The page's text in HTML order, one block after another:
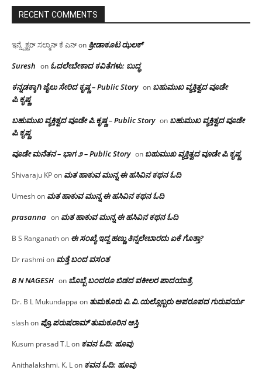
RECENT COMMENTS
ಇನ್ಸ್ಪೆಕ್ಟರ್ ಸಲ್ಮಾನ್ ಕೆ ಎನ್on ಕ್ರೀಡಾಕೂಟ ಝಲಕ್
Suresh on ಓದಲೇಬೇಕಾದ‌ ಕವಿತೆಗಳು: ಬುದ್ಧ
ಕನ್ನಡಕ್ಕಾಗಿ ಜೈಲು ಸೇರಿದ ಕೃಷ್ಣ – Public Story on ಬಹುಮುಖ ವ್ಯಕ್ತಿತ್ವದ ವೂಡೇ
ಪಿ.ಕೃಷ್ಣ
ಬಹುಮುಖ ವ್ಯಕ್ತಿತ್ವದ ವೂಡೇ ಪಿ.ಕೃಷ್ಣ – Public Story on ಬಹುಮುಖ ವ್ಯಕ್ತಿತ್ವದ ವೂಡೇ
ಪಿ.ಕೃಷ್ಣ
ವೂಡೇ ಮನೆತನ – ಭಾಗ ೨ – Public Story on ಬಹುಮುಖ ವ್ಯಕ್ತಿತ್ವದ ವೂಡೇ ಪಿ.ಕೃಷ್ಣ
Shivaraju KPon ಮತ ಹಾಕುವ ಮುನ್ನ ಈ ಹಸಿವಿನ ಕಥನ ಓದಿ
Umeshon ಮತ ಹಾಕುವ ಮುನ್ನ ಈ ಹಸಿವಿನ ಕಥನ ಓದಿ
prasanna on ಮತ ಹಾಕುವ ಮುನ್ನ ಈ ಹಸಿವಿನ ಕಥನ ಓದಿ
B S Ranganathon ಈ ಸಂಖ್ಯೆ ಇದ್ದ ಹಣ್ಣು ತಿನ್ನಲೇಬಾರದು ಏಕೆ ಗೊತ್ತಾ?
Dr rashmi on ಮತ್ತೆ ಬಂದ ವಸಂತ
B N NAGESH on ಬೊಬ್ಬೆ ಬಂದರೂ ಬಿಡದ ವಕೀಲರ ಪಾದಯಾತ್ರೆ
Dr. B L Mukundappa on ತುಮಕೂರು‌ ವಿ.ವಿ.ಯಲ್ಲೊಬ್ಬರು ಅಪರೂಪದ ಗುರುವರ್ಯ
slashon ಪ್ರೊ.ಪರುಷರಾಮ್ ತುಮಕೂರಿನ ಆಸ್ತಿ
Kusum prasad T.Lon ಕವನ ಓದಿ: ಹೂವು
Anithalakshmi. K. Lon ಕವನ ಓದಿ: ಹೂವು